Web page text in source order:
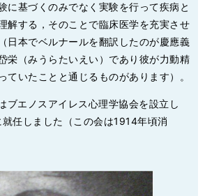
に基づくのみでなく実験を行って疾病と
解する，そのことで臨床医学を充実させ
日本でベルナールを翻訳したのが慶應義
栄（みうらたいえい）であり彼が力動精
ていたことと通じるものがあります）。
ブエノスアイレス心理学協会を設立し
就任しました（この会は1914年頃消